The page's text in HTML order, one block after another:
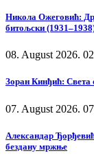
Никола Ожеговић: Др
битољски
08. August 2026.
Зоран Кинђић: Света
07. August 2026.
Александар
бездану мржње